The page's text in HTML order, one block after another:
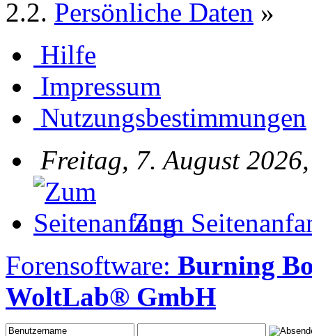
2.2. Persönliche Daten »
Hilfe
Impressum
Nutzungsbestimmungen
Freitag, 7. August
Zum
Forensoftware: Burning
WoltLab® GmbH